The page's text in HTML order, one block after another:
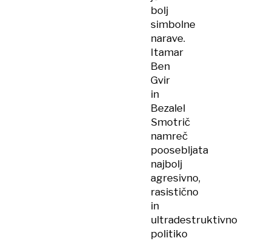
bolj
simbolne
narave.
Itamar
Ben
Gvir
in
Bezalel
Smotrič
namreč
poosebljata
najbolj
agresivno,
rasistično
in
ultradestruktivno
politiko